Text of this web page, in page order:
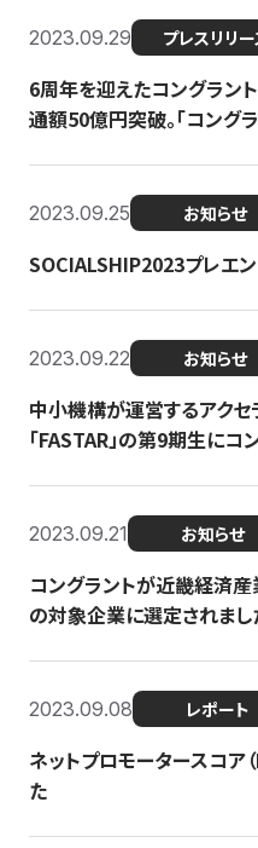
2023.09.29 プレスリリー
6周年を迎えたコングラン
通額50億円突破。「コング
2023.09.25 お知らせ
SOCIALSHIP2023プレエン
2023.09.22 お知らせ
中小機構が運営するアクセ
「FASTAR」の第9期生に
2023.09.21 お知らせ
コングラントが近畿経済
の対象企業に選定されまし
2023.09.08 レポート
ネットプロモータースコア
た